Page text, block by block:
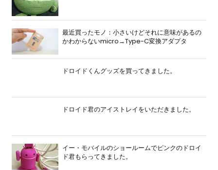
最近買ったモノ：小さいけどそれに意味があるの
かわからないmicro→Type-C変換アダプタ
ドロイドくんグッズを買ってきました。
ドロイド君のアイストレイをいただきました。
イー・モバイルのショールームでピンクのドロイ
ド君もらってきました。